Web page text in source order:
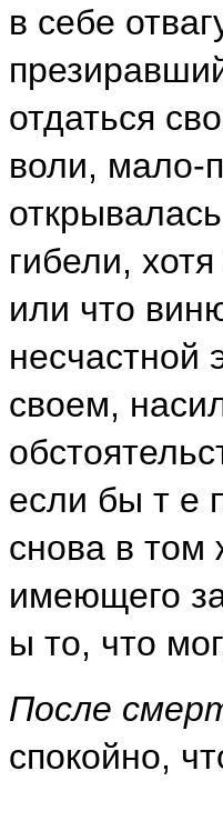
в себе
отдаться
воли, мало-
гибели,
или что
несчастной
своем,
если бы т е
снова в том
имеющего
ы то, что
После
спокойно,